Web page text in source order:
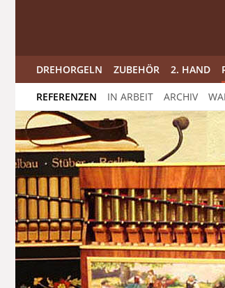
DREHORGELN ZUBEHÖR 2. HAND
REFERENZEN IN ARBEIT ARCHIV